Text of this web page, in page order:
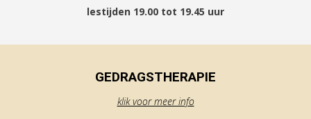
lestijden 19.00 tot 19.45 uur
GEDRAGSTHERAPIE
klik voor meer info